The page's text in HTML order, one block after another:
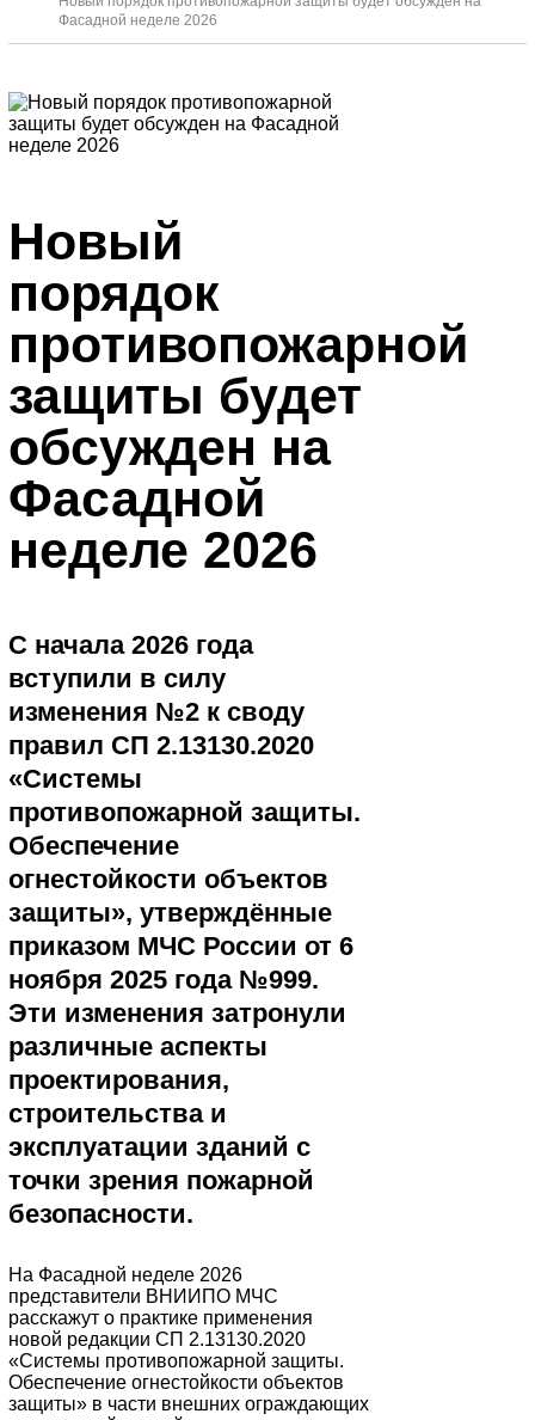
Фасадной неделе 2026
Новый
порядок
противопожарной
защиты будет
обсужден на
Фасадной
неделе 2026
С начала 2026 года
вступили в силу
изменения №2 к своду
правил СП 2.13130.2020
«Системы
противопожарной защиты.
Обеспечение
огнестойкости объектов
защиты», утверждённые
приказом МЧС России от 6
ноября 2025 года №999.
Эти изменения затронули
различные аспекты
проектирования,
строительства и
эксплуатации зданий с
точки зрения пожарной
безопасности.
На Фасадной неделе 2026
представители ВНИИПО МЧС
расскажут о практике применения
новой редакции СП 2.13130.2020
«Системы противопожарной защиты.
Обеспечение огнестойкости объектов
защиты» в части внешних ограждающих